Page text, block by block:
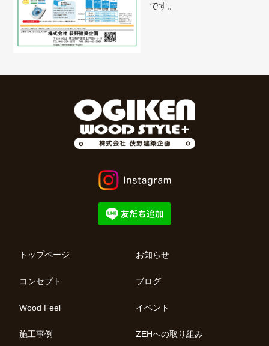
です。
トップページ
コンセプト
Wood Feel
施工事例
お知らせ
ブログ
イベント
ZEHへの取り組み